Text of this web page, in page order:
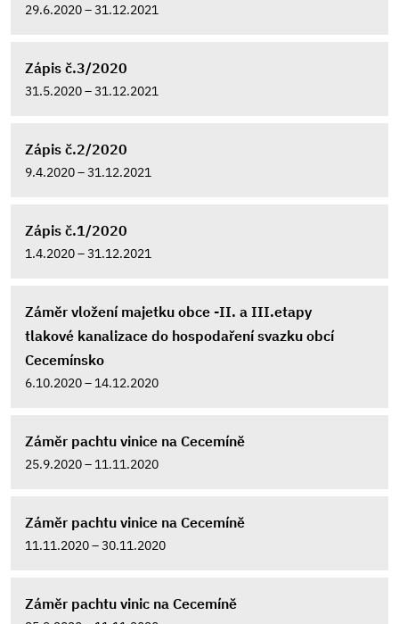
29.6.2020 – 31.12.2021
Zápis č.3/2020
31.5.2020 – 31.12.2021
Zápis č.2/2020
9.4.2020 – 31.12.2021
Zápis č.1/2020
1.4.2020 – 31.12.2021
Záměr vložení majetku obce -II. a III.etapy
tlakové kanalizace do hospodaření svazku obcí
Cecemínsko
6.10.2020 – 14.12.2020
Záměr pachtu vinice na Cecemíně
25.9.2020 – 11.11.2020
Záměr pachtu vinice na Cecemíně
11.11.2020 – 30.11.2020
Záměr pachtu vinic na Cecemíně